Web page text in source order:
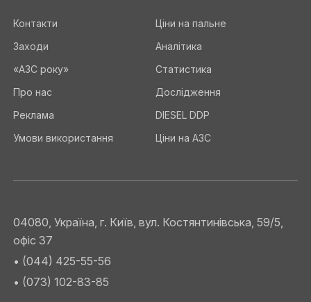
Контакти
Заходи
«АЗС року»
Про нас
Реклама
Умови використання
Ціни на пальне
Аналітика
Статистика
Дослідження
DIESEL DDP
Ціни на АЗС
04080, Україна, г. Київ, вул. Костянтинівська, 59/5,
офіс 37
• (044) 425-55-56
• (073) 102-83-85